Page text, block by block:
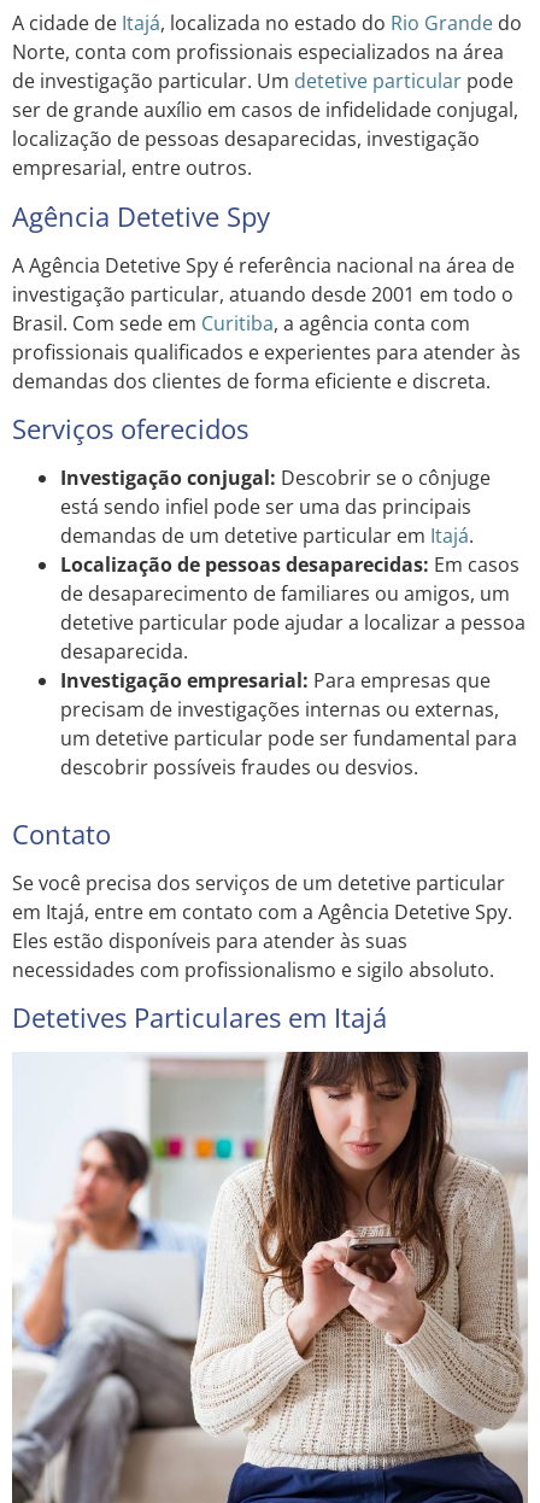
A cidade de Itajá, localizada no estado do Rio Grande do
Norte, conta com profissionais especializados na área
de investigação particular. Um detetive particular pode
ser de grande auxílio em casos de infidelidade conjugal,
localização de pessoas desaparecidas, investigação
empresarial, entre outros.
Agência Detetive Spy
A Agência Detetive Spy é referência nacional na área de
investigação particular, atuando desde 2001 em todo o
Brasil. Com sede em Curitiba, a agência conta com
profissionais qualificados e experientes para atender às
demandas dos clientes de forma eficiente e discreta.
Serviços oferecidos
Investigação conjugal: Descobrir se o cônjuge
está sendo infiel pode ser uma das principais
demandas de um detetive particular em Itajá.
Localização de pessoas desaparecidas: Em casos
de desaparecimento de familiares ou amigos, um
detetive particular pode ajudar a localizar a pessoa
desaparecida.
Investigação empresarial: Para empresas que
precisam de investigações internas ou externas,
um detetive particular pode ser fundamental para
descobrir possíveis fraudes ou desvios.
Contato
Se você precisa dos serviços de um detetive particular
em Itajá, entre em contato com a Agência Detetive Spy.
Eles estão disponíveis para atender às suas
necessidades com profissionalismo e sigilo absoluto.
Detetives Particulares em Itajá